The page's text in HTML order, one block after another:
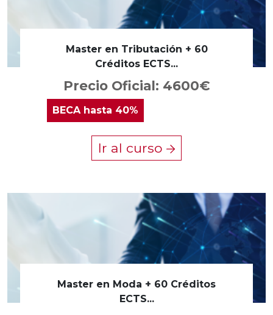
Master en Tributación + 60
Créditos ECTS...
Precio Oficial: 4600€
BECA hasta 40%
Ir al curso
Master en Moda + 60 Créditos
ECTS...